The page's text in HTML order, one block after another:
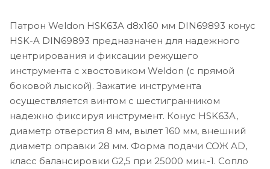
Патрон Weldon HSK63A d8x160 мм DIN69893 конус
HSK-A DIN69893 предназначен для надежного
центрирования и фиксации режущего
инструмента с хвостовиком Weldon (с прямой
боковой лыской). Зажатие инструмента
осуществляется винтом с шестигранником
надежно фиксируя инструмент. Конус HSK63A,
диаметр отверстия 8 мм, вылет 160 мм, внешний
диаметр оправки 28 мм. Форма подачи СОЖ AD,
класс балансировки G2,5 при 25000 мин.-1. Сопло